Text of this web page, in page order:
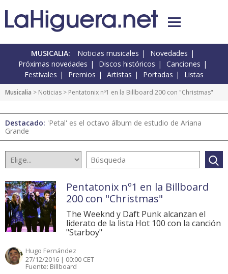
MUSICALIA: Noticias musicales
Novedades
Próximas novedades
Discos históricos
Canciones
Festivales
Premios Artistas Portadas Listas
Musicalia > Noticias > Pentatonix nº1 en la Billboard 200 con "Christmas"
Destacado: 'Petal' es el octavo álbum de estudio de Ariana
Grande
Pentatonix nº1 en la Billboard
200 con "Christmas"
The Weeknd y Daft Punk alcanzan el
liderato de la lista Hot 100 con la canción
"Starboy"
Hugo Fernández
27/12/2016 | 00:00 CET
Fuente: Billboard